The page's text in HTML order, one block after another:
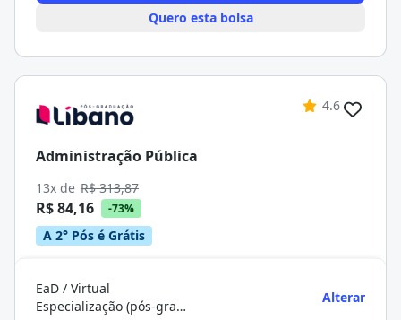
Quero esta bolsa
4.6
Administração Pública
13x de R$ 313,87
R$ 84,16 -73%
A 2° Pós é Grátis
EaD / Virtual
Especialização (pós-graduação)
Alterar